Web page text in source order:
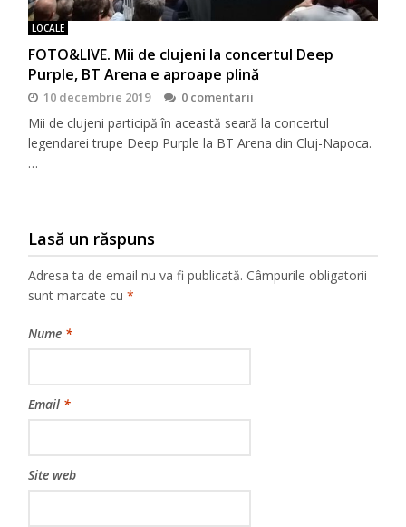
LOCALE
FOTO&LIVE. Mii de clujeni la concertul Deep
Purple, BT Arena e aproape plină
10 decembrie 2019 0 comentarii
Mii de clujeni participă în această seară la concertul
legendarei trupe Deep Purple la BT Arena din Cluj-Napoca.
…
Lasă un răspuns
Adresa ta de email nu va fi publicată. Câmpurile obligatorii
sunt marcate cu*
Nume *
Email *
Site web